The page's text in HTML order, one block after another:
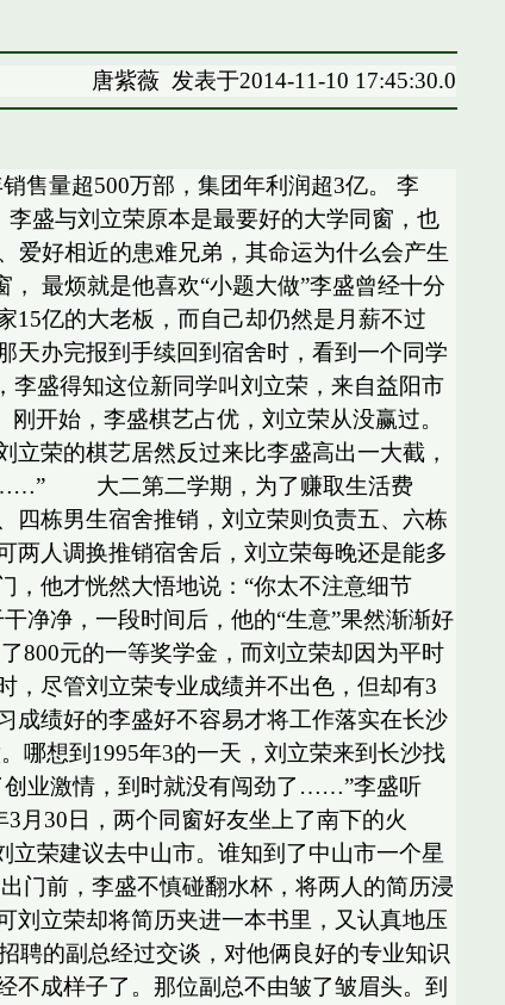
唐紫薇发表于2014-11-10 17:45:30.0
售量超500万部，集团年利润超3亿。 李
与刘立荣原本是最要好的大学同窗，也
爱好相近的患难兄弟，其命运为什么会产生
最烦就是他喜欢“小题大做”李盛曾经十分
15亿的大老板，而自己却仍然是月薪不过
办完报到手续回到宿舍时，看到一个同学
李盛得知这位新同学叫刘立荣，来自益阳市
始，李盛棋艺占优，刘立荣从没赢过。
荣的棋艺居然反过来比李盛高出一大截，
步……” 大二第二学期，为了赚取生活费
四栋男生宿舍推销，刘立荣则负责五、六栋
两人调换推销宿舍后，刘立荣每晚还是能多
，他才恍然大悟地说：“你太不注意细节
净净，一段时间后，他的“生意”果然渐渐好
元的一等奖学金，而刘立荣却因为平时
，尽管刘立荣专业成绩并不出色，但却有3
成绩好的李盛好不容易才将工作落实在长沙
想到1995年3的一天，刘立荣来到长沙找
创业激情，到时就没有闯劲了……”李盛听
30日，两个同窗好友坐上了南下的火
荣建议去中山市。谁知到了中山市一个星
前，李盛不慎碰翻水杯，将两人的简历浸
刘立荣却将简历夹进一本书里，又认真地压
的副总经过交谈，对他俩良好的专业知识
成样子了。那位副总不由皱了皱眉头。到